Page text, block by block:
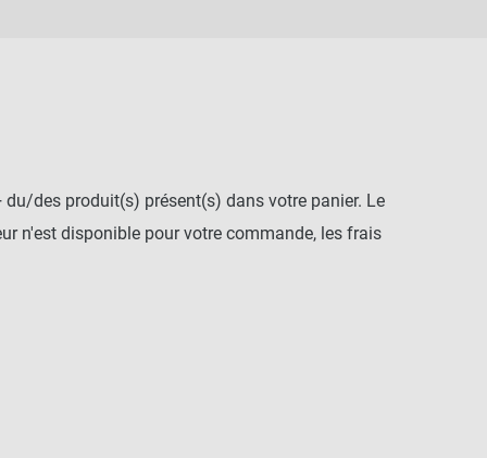
des produit(s) présent(s) dans votre panier. Le
n'est disponible pour votre commande, les frais